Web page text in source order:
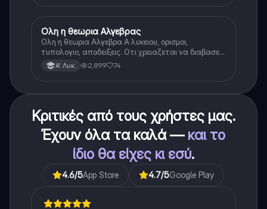
Μαθηματικά
Ολη η θεωρια Αλγεβρας
Ολη η θεωρια Αλγεβρα Α λυκειου, ορισμοι,
τυπολογιο, αποδειξεις. Οτι χρειαζεται να διαβασεις
για το θεωρητικο κομματι της αλγεβρας.
Α' Λυκ. 2,899 74
Κριτικές από τους χρήστες μας.
Έχουν όλα τα καλά — και το
ίδιο θα είχες κι εσύ.
4.6/5App Store 4.7/5Google Play